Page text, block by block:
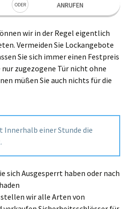
ODER ANRUFEN
wir in der Regel eigentlich
Vermeiden Sie Lockangebote
Sie sich immer einen Festpreis
zugezogene Tür nicht ohne
müßen Sie auch nichts für die
Innerhalb einer Stunde die
sich Ausgesperrt haben oder nach
wir alle Arten von